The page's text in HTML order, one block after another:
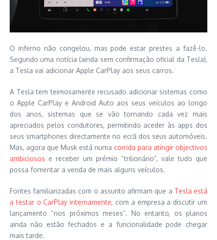
O inferno não congelou, mas pode estar prestes a fazê-lo.
Segundo uma notícia (ainda sem confirmação oficial da Tesla),
a Tesla vai adicionar Apple CarPlay aos seus carros.
A Tesla tem teimosamente recusado adicionar sistemas como
o Apple CarPlay e Android Auto aos seus veículos ao longo
dos anos, sistemas que se vão tornando cada vez mais
apreciados pelos condutores, permitindo aceder às apps dos
seus smartphones directamente no ecrã dos seus automóveis.
Mas, agora que Musk está numa corrida para atingir objectivos
ambiciosos e receber um prémio “trilionário”, vale tudo que
possa fomentar a venda de mais alguns veículos.
Fontes familiarizadas com o assunto afirmam que a Tesla está
a testar o CarPlay internamente, com a empresa a discutir um
lançamento “nos próximos meses”. No entanto, os planos
ainda não estão fechados e a funcionalidade pode chegar
mais tarde.